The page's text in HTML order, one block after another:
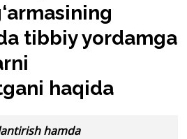
tibbiy yordamga
haqida
hamda